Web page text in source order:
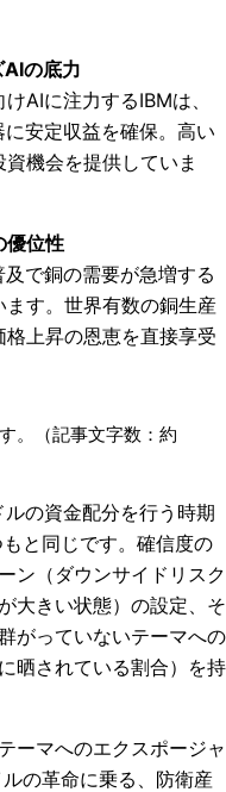
の底力
AIに注力するIBMは、
安定収益を確保。高い
機会を提供していま
優位性
で銅の需要が急増する
す。世界有数の銅生産
上昇の恩恵を直接享受
。（記事文字数：約
の資金配分を行う時期
と同じです。確信度の
ン（ダウンサイドリスク
大きい状態）の設定、そ
がっていないテーマへの
晒されている割合）を持
ーマへのエクスポージャ
の革命に乗る、防衛産